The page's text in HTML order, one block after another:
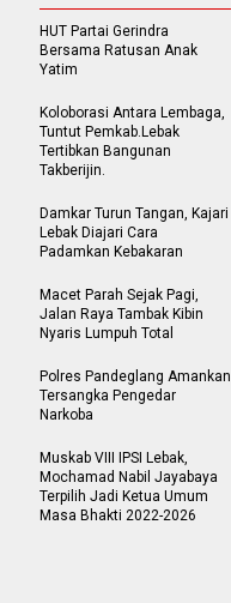
HUT Partai Gerindra
Bersama Ratusan Anak
Yatim
Koloborasi Antara Lembaga,
Tuntut Pemkab.Lebak
Tertibkan Bangunan
Takberijin.
Damkar Turun Tangan, Kajari
Lebak Diajari Cara
Padamkan Kebakaran
Macet Parah Sejak Pagi,
Jalan Raya Tambak Kibin
Nyaris Lumpuh Total
Polres Pandeglang Amankan
Tersangka Pengedar
Narkoba
Muskab VIII IPSI Lebak,
Mochamad Nabil Jayabaya
Terpilih Jadi Ketua Umum
Masa Bhakti 2022-2026